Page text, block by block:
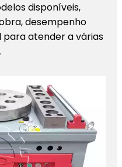
disponíveis,
desempenho
atender a várias